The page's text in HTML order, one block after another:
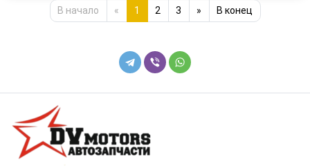
В начало « 1 2 3 » В конец